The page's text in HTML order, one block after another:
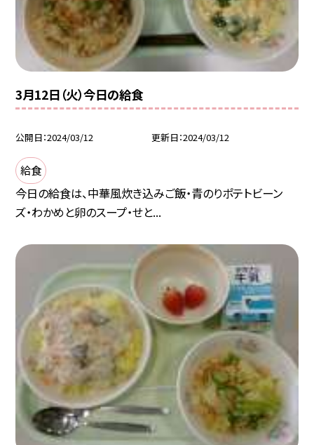
3月12日（火）今日の給食
公開日 2024/03/12 更新日 2024/03/12
給食
今日の給食は、中華風炊き込みご飯・青のりポテトビーン
ズ・わかめと卵のスープ・せと...